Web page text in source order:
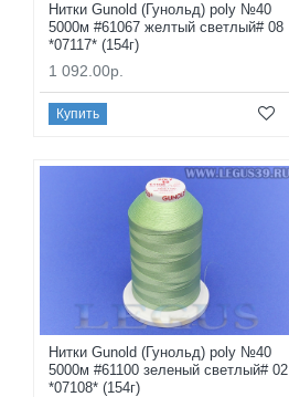
Нитки Gunold (Гунольд) poly №40
5000м #61067 желтый светлый# 08
*07117* (154г)
1 092.00р.
Купить
Нитки Gunold (Гунольд) poly №40
5000м #61100 зеленый светлый# 02
*07108* (154г)